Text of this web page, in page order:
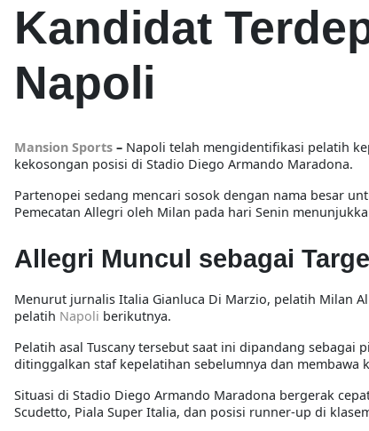
Kandidat
Napoli
Mansion Sports – Napoli telah mengidentifikasi pelatih
kekosongan posisi di Stadio Diego Armando Maradona.
Partenopei sedang mencari sosok dengan nama besar
Pemecatan Allegri oleh Milan pada hari Senin
Allegri Muncul sebagai
Menurut jurnalis Italia Gianluca Di Marzio, pelatih Milan
pelatih Napoli berikutnya.
Pelatih asal Tuscany tersebut saat ini dipandang
ditinggalkan staf kepelatihan sebelumnya dan
Situasi di Stadio Diego Armando Maradona bergerak
Scudetto, Piala Super Italia, dan posisi runner-up di